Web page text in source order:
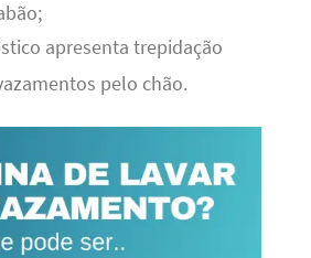
apresenta trepidação
pelo chão.